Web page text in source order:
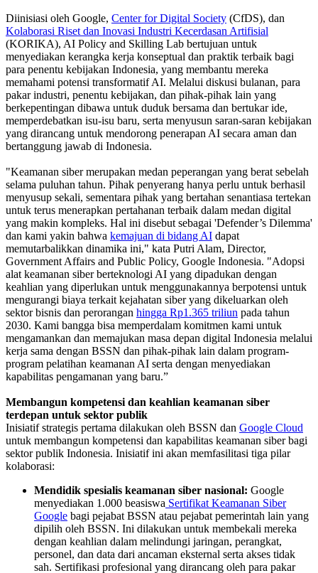
Diinisiasi oleh Google, Center for Digital Society (CfDS), dan
Kolaborasi Riset dan Inovasi Industri Kecerdasan Artifisial
(KORIKA), AI Policy and Skilling Lab bertujuan untuk
menyediakan kerangka kerja konseptual dan praktik terbaik bagi
para penentu kebijakan Indonesia, yang membantu mereka
memahami potensi transformatif AI. Melalui diskusi bulanan, para
pakar industri, penentu kebijakan, dan pihak-pihak lain yang
berkepentingan dibawa untuk duduk bersama dan bertukar ide,
memperdebatkan isu-isu baru, serta menyusun saran-saran kebijakan
yang dirancang untuk mendorong penerapan AI secara aman dan
bertanggung jawab di Indonesia.
"Keamanan siber merupakan medan peperangan yang berat sebelah
selama puluhan tahun. Pihak penyerang hanya perlu untuk berhasil
menyusup sekali, sementara pihak yang bertahan senantiasa tertekan
untuk terus menerapkan pertahanan terbaik dalam medan digital
yang makin kompleks. Hal ini disebut sebagai 'Defender’s Dilemma'
dan kami yakin bahwa kemajuan di bidang AI dapat
memutarbalikkan dinamika ini," kata Putri Alam, Director,
Government Affairs and Public Policy, Google Indonesia. "Adopsi
alat keamanan siber berteknologi AI yang dipadukan dengan
keahlian yang diperlukan untuk menggunakannya berpotensi untuk
mengurangi biaya terkait kejahatan siber yang dikeluarkan oleh
sektor bisnis dan perorangan hingga Rp1.365 triliun pada tahun
2030. Kami bangga bisa memperdalam komitmen kami untuk
mengamankan dan memajukan masa depan digital Indonesia melalui
kerja sama dengan BSSN dan pihak-pihak lain dalam program-
program pelatihan keamanan AI serta dengan menyediakan
kapabilitas pengamanan yang baru.”
Membangun kompetensi dan keahlian keamanan siber
terdepan untuk sektor publik
Inisiatif strategis pertama dilakukan oleh BSSN dan Google Cloud
untuk membangun kompetensi dan kapabilitas keamanan siber bagi
sektor publik Indonesia. Inisiatif ini akan memfasilitasi tiga pilar
kolaborasi:
Mendidik spesialis keamanan siber nasional: Google
menyediakan 1.000 beasiswa Sertifikat Keamanan Siber
Google bagi pejabat BSSN atau pejabat pemerintah lain yang
dipilih oleh BSSN. Ini dilakukan untuk membekali mereka
dengan keahlian dalam melindungi jaringan, perangkat,
personel, dan data dari ancaman eksternal serta akses tidak
sah. Sertifikasi profesional yang dirancang oleh para pakar